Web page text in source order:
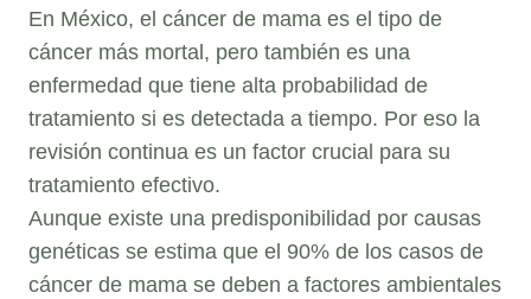
En México, el cáncer de mama es el tipo de
cáncer más mortal, pero también es una
enfermedad que tiene alta probabilidad de
tratamiento si es detectada a tiempo. Por eso la
revisión continua es un factor crucial para su
tratamiento efectivo.
Aunque existe una predisponibilidad por causas
genéticas se estima que el 90% de los casos de
cáncer de mama se deben a factores ambientales